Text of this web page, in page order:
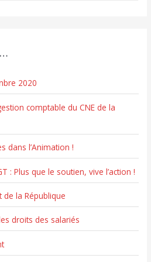
2020
comptable du CNE de la
dans l’Animation !
: Plus que le soutien, vive l’action !
la République
droits des salariés